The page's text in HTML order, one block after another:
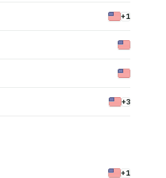
+1
+3
+1